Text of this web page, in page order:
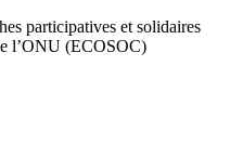
participatives et solidaires
l’ONU (ECOSOC)